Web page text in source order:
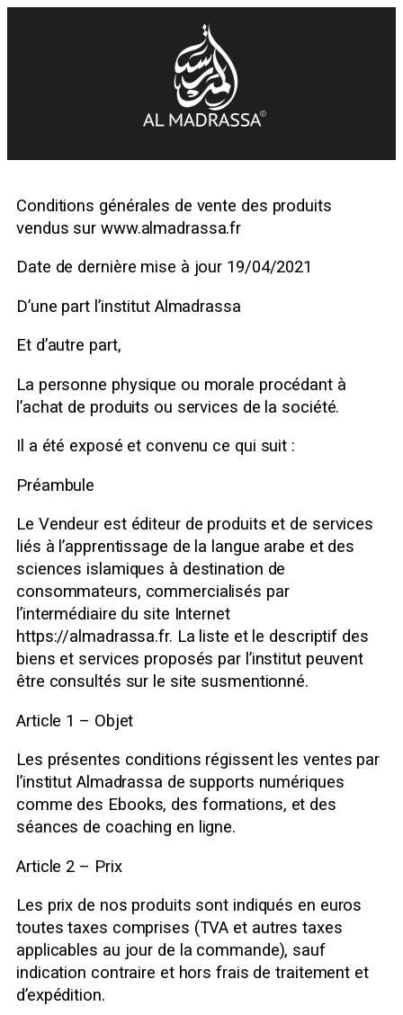
Conditions générales de vente des produits
vendus sur www.almadrassa.fr
Date de dernière mise à jour 19/04/2021
D’une part l’institut Almadrassa
Et d’autre part,
La personne physique ou morale procédant à
l’achat de produits ou services de la société.
Il a été exposé et convenu ce qui suit :
Préambule
Le Vendeur est éditeur de produits et de services
liés à l’apprentissage de la langue arabe et des
sciences islamiques à destination de
consommateurs, commercialisés par
l’intermédiaire du site Internet
https://almadrassa.fr. La liste et le descriptif des
biens et services proposés par l’institut peuvent
être consultés sur le site susmentionné.
Article 1 – Objet
Les présentes conditions régissent les ventes par
l’institut Almadrassa de supports numériques
comme des Ebooks, des formations, et des
séances de coaching en ligne.
Article 2 – Prix
Les prix de nos produits sont indiqués en euros
toutes taxes comprises (TVA et autres taxes
applicables au jour de la commande), sauf
indication contraire et hors frais de traitement et
d’expédition.